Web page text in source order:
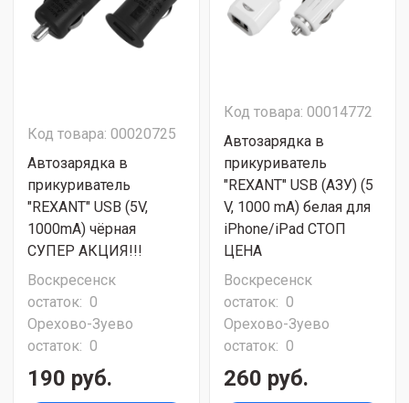
Код товара: 00020725
Автозарядка в
прикуриватель
"REXANT" USB (5V,
1000mA) чёрная
СУПЕР АКЦИЯ!!!
Воскресенск
остаток: 0
Орехово-Зуево
остаток: 0
190 руб.
Код товара: 00014772
Автозарядка в
прикуриватель
"REXANT" USB (АЗУ) (5
V, 1000 mA) белая для
iPhone/iPad СТОП
ЦЕНА
Воскресенск
остаток: 0
Орехово-Зуево
остаток: 0
260 руб.